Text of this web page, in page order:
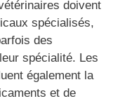
doivent
spécialisés,
des
spécialité. Les
également la
et de